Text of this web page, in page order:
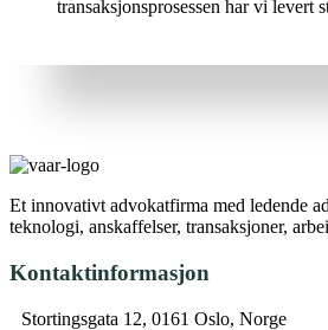
transaksjonsprosessen har vi levert
Et innovativt advokatfirma med ledende
teknologi, anskaffelser, transaksjoner,
Kontaktinformasjon
Stortingsgata 12, 0161 Oslo, Norge